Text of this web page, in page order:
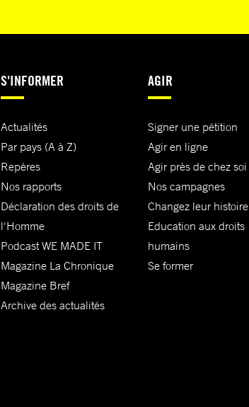
S'INFORMER
Actualités
Par pays (A à Z)
Repères
Nos rapports
Déclaration des droits de
l'Homme
Podcast WE MADE IT
Magazine La Chronique
Magazine Bref
Archive des actualités
AGIR
Signer une pétition
Agir en ligne
Agir près de chez soi
Nos campagnes
Changez leur histoire
Education aux droits
humains
Se former